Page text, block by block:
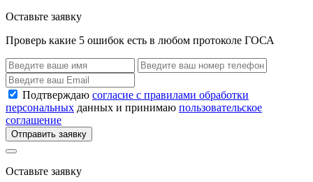
Оставьте заявку
Проверь какие 5 ошибок есть в любом протоколе ГОСА
Подтверждаю согласие с правилами обработки
персональных данных и принимаю пользовательское
соглашение
Отправить заявку
Оставьте заявку